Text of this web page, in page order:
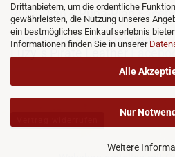
Drittanbietern, um die ordentliche
gewährleisten, die Nutzung unseres
ein bestmögliches Einkaufserlebnis
Informationen finden Sie in unserer
Alle
Nur
Weitere
Runa-Rian + Runa-Rian
Luzy´s Pirate Leatherund